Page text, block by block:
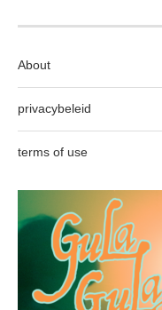
About
privacybeleid
terms of use